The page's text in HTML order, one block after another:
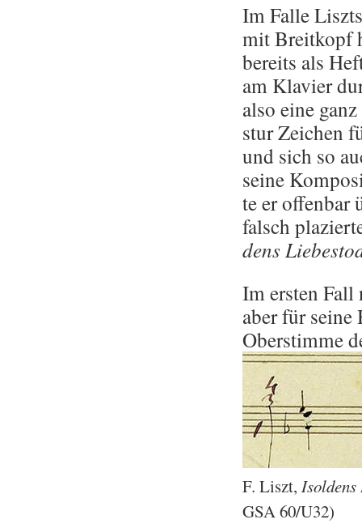
Im Falle
mit Breit­kopf
be­reits als
am Kla­vier
also eine
stur Zei­chen
und sich so
seine
te er of­fen­bar
falsch
dens
Im ers­ten
aber für
Ober­stim­me
F. Liszt, Isol­dens
GSA 60/U32)